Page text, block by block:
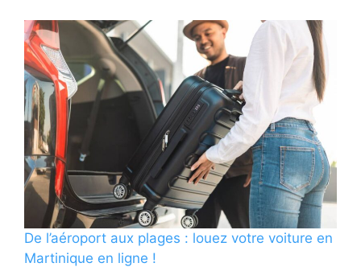
De l’aéroport aux plages : louez votre voiture en
Martinique en ligne !